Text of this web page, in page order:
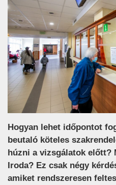
Hogyan lehet időpontot
beutaló köteles
húzni a vizsgálatok előtt?
Iroda? Ez csak négy
amiket rendszeresen